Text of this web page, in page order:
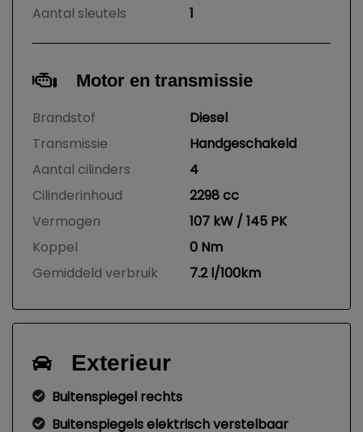
Aantal sleutels 1
Motor en transmissie
Brandstof
Diesel
Transmissie
Handgeschakeld
Aantal cilinders
4
Cilinderinhoud
2298 cc
Vermogen
107 kW / 145 PK
Koppel
0 Nm
Gemiddeld verbruik
7.2 l/100km
Exterieur
Buitenspiegel rechts
Buitenspiegels elektrisch verstelbaar